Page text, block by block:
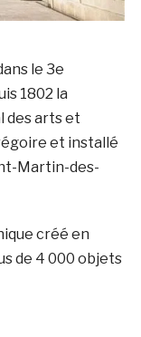
le 3e
1802 la
des arts et
et installé
Martin-des-
créé en
de 4 000 objets